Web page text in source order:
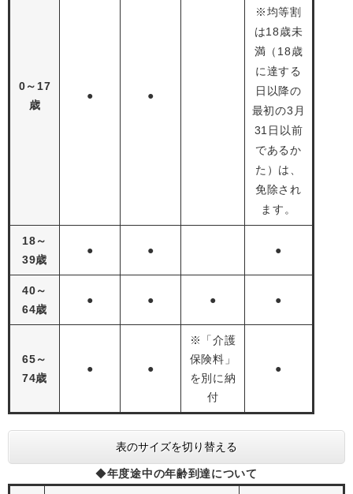
0～17
歳
● ●
※均等割
は18歳未
満（18歳
に達する
日以降の
最初の3月
31日以前
であるか
た）は、
免除され
ます。
18～
39歳
● ● ●
40～
64歳
● ● ● ●
65～
74歳
● ●
※「介護
保険料」
を別に納
付
●
表のサイズを切り替える
◆年度途中の年齢到達について